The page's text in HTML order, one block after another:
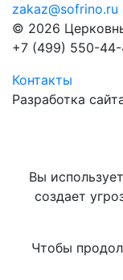
zakaz@sofrino.ru
© 2026
+7 (499) 550-
Контакты
Разработка
Вы
создает
Чтобы